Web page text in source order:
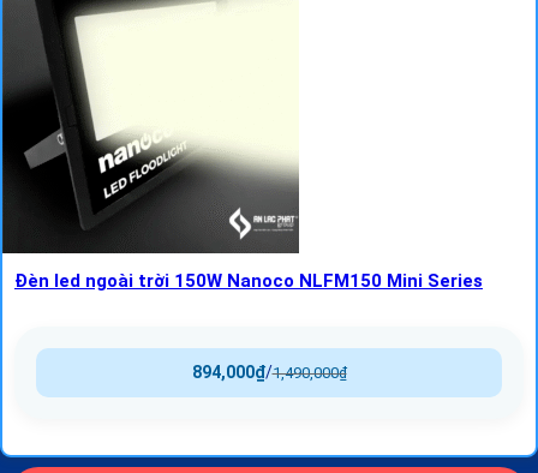
Đèn led ngoài trời 150W Nanoco NLFM150 Mini Series
1,490,000₫
/
894,000₫